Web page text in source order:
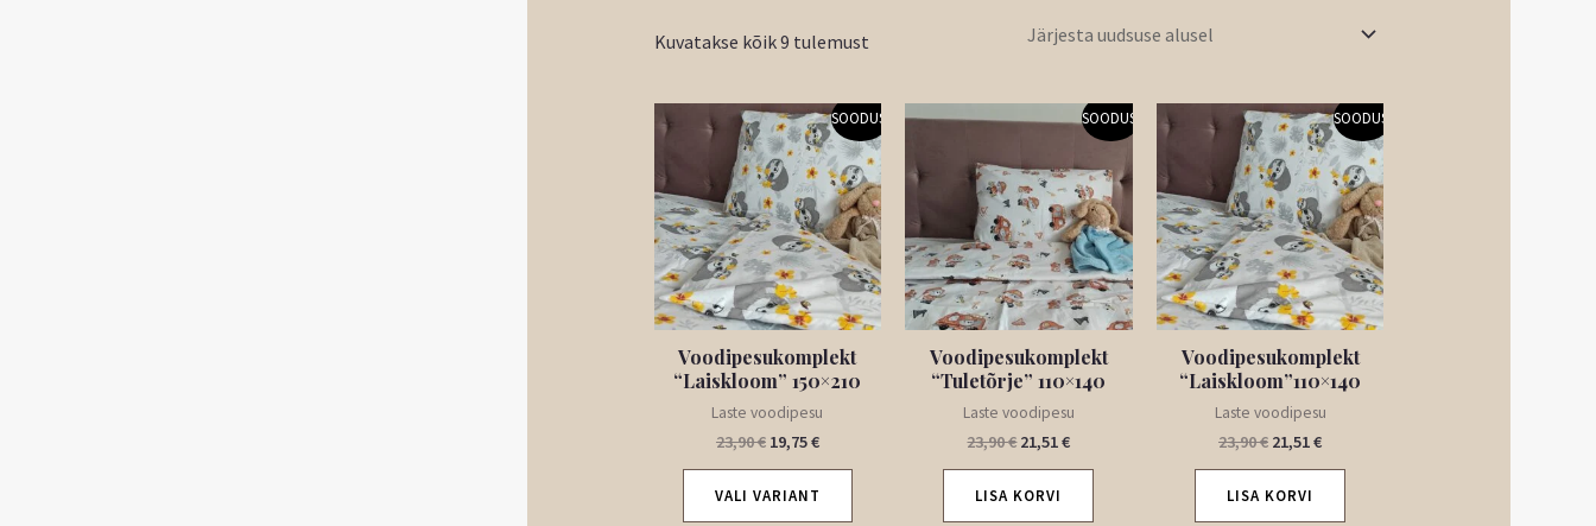
Kuvatakse kõik 9 tulemust
SOODUS!
Voodipesukomplekt
“Laiskloom” 150×210
Laste voodipesu
23,90€
Algne
hind
oli:
23,90 €.
19,75€
Praegune
hind
on:
19,75 €.
VALI VARIANT
SOODUS!
Voodipesukomplekt
“Tuletõrje” 110×140
Laste voodipesu
23,90€
23,90 €.
21,51€
Praegune
hind
21,51 €.
LISA KORVI
SOODUS!
Voodipesukomplekt
“Laiskloom”110×140
Laste voodipesu
23,90€
Algne
hind
oli:
23,90 €.
21,51€
Praegune
hind
on:
21,51 €.
LISA KORVI